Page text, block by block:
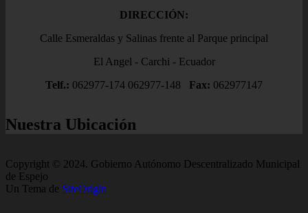
DIRECCIÓN:
Calle Esmeraldas y Salinas frente al Parque principal
El Angel - Carchi - Ecuador
Telf.: 062977-174 062977-148 Fax: 062977147
Nuestra Ubicación
Copyright © 2024. Gobierno Autónomo Descentralizado Municipal
de Espejo
Un Tema de SiteOrigin